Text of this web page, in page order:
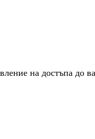
на достъпа до